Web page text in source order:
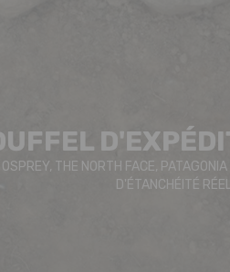
THE NORTH FACE,
D'ÉTANCHÉITÉ